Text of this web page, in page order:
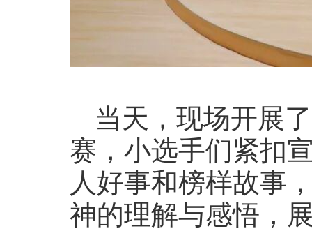
当天，现场开展
赛，小选手们紧扣
人好事和榜样故事
神的理解与感悟，